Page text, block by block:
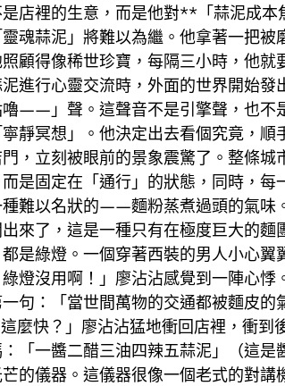
是店裡的生意，而是他對**「蒜泥成
魂蒜泥」將難以為繼。他拿著一把
顧得像稀世珍寶，每隔三小時，他
進行心靈交流時，外面的世界開始
——」聲。這聲音不是引擎聲，也不
靜冥想」。他決定出去看個究竟，順
，立刻被眼前的景象震驚了。整條
是固定在「通行」的狀態，同時，
難以名狀的——麵粉蒸煮過頭的氣味
來了，這是一種只有在極度巨大的
是綠燈。一個穿著西裝的男人小心
燈沒用啊！」廖沾沾感覺到一陣心
句：「當世間萬物的交通都被麵皮
麼快？」廖沾沾猛地衝回店裡，衝到
：「一醬二醋三油四辣五蒜泥」（這
的儀器。這儀器很像一個老式的對